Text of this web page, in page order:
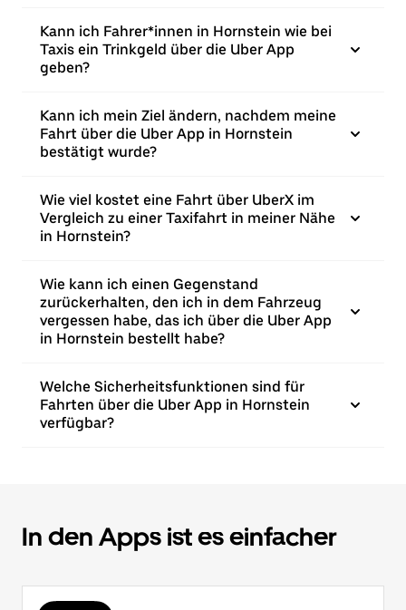
Kann ich Fahrer*innen in Hornstein wie bei
Taxis ein Trinkgeld über die Uber App
geben?
Kann ich mein Ziel ändern, nachdem meine
Fahrt über die Uber App in Hornstein
bestätigt wurde?
Wie viel kostet eine Fahrt über UberX im
Vergleich zu einer Taxifahrt in meiner Nähe
in Hornstein?
Wie kann ich einen Gegenstand
zurückerhalten, den ich in dem Fahrzeug
vergessen habe, das ich über die Uber App
in Hornstein bestellt habe?
Welche Sicherheitsfunktionen sind für
Fahrten über die Uber App in Hornstein
verfügbar?
In den Apps ist es einfacher